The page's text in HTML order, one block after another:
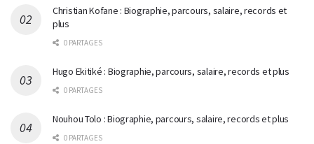
Christian Kofane : Biographie, parcours, salaire, records et
plus
0 PARTAGES
Hugo Ekitiké : Biographie, parcours, salaire, records et plus
0 PARTAGES
Nouhou Tolo : Biographie, parcours, salaire, records et plus
0 PARTAGES